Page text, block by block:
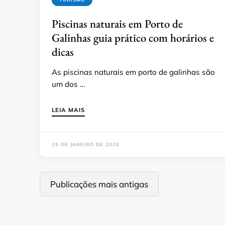
Piscinas naturais em Porto de
Galinhas guia prático com horários e
dicas
As piscinas naturais em porto de galinhas são
um dos …
LEIA MAIS
19 DE JANEIRO DE 2026
Navegação
porPublicações mais antigas